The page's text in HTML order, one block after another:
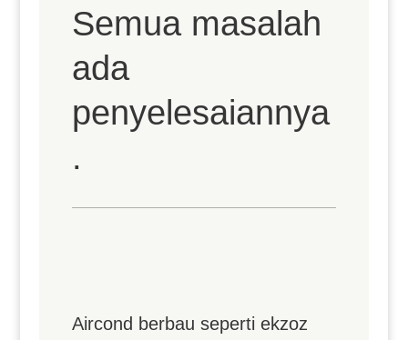
Semua masalah
ada
penyelesaiannya
.
Aircond berbau seperti ekzoz